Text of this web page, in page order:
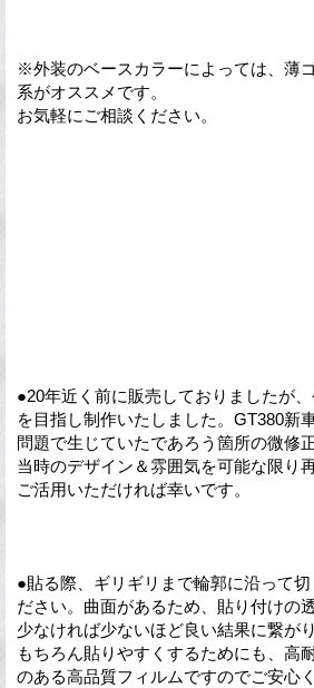
※外装のベースカラーによっては、薄
系がオススメです。
お気軽にご相談ください。
●20年近く前に販売しておりましたが
を目指し制作いたしました。GT380新
問題で生じていたであろう箇所の微修
当時のデザイン＆雰囲気を可能な限り
ご活用いただければ幸いです。
●貼る際、ギリギリまで輪郭に沿って
ださい。曲面があるため、貼り付けの
少なければ少ないほど良い結果に繋がり
もちろん貼りやすくするためにも、高
のある高品質フィルムですのでご安心